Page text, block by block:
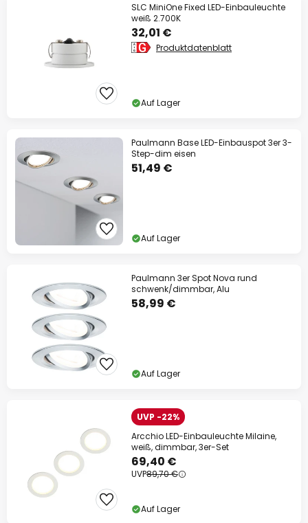
SLC MiniOne Fixed LED-Einbauleuchte
weiß 2.700K
32,01 €
Produktdatenblatt
Auf Lager
Paulmann Base LED-Einbauspot 3er 3-
Step-dim eisen
51,49 €
Auf Lager
Paulmann 3er Spot Nova rund
schwenk/dimmbar, Alu
58,99 €
Auf Lager
UVP -22%
Arcchio LED-Einbauleuchte Milaine,
weiß, dimmbar, 3er-Set
69,40 €
UVP89,70 €
Auf Lager